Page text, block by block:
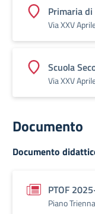
Primaria di
Via XXV
Scuola
Via XXV
Documento
Documento
PTOF
Piano